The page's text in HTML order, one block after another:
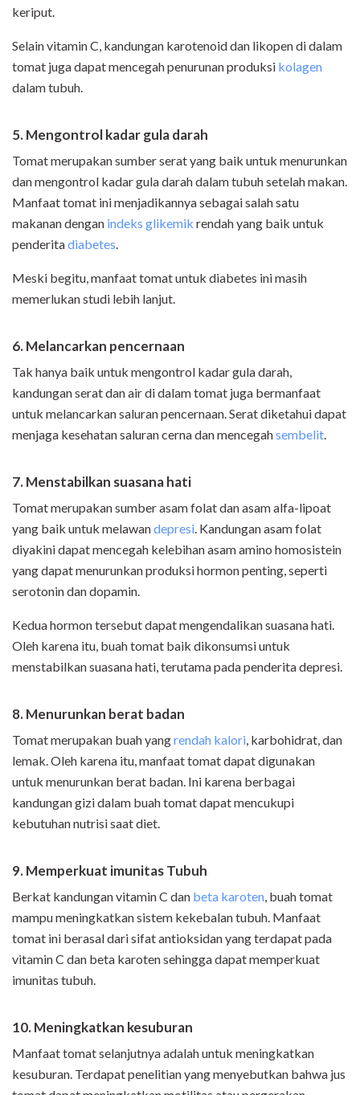
keriput.
Selain vitamin C, kandungan karotenoid dan likopen di dalam
tomat juga dapat mencegah penurunan produksi kolagen
dalam tubuh.
5. Mengontrol kadar gula darah
Tomat merupakan sumber serat yang baik untuk menurunkan
dan mengontrol kadar gula darah dalam tubuh setelah makan.
Manfaat tomat ini menjadikannya sebagai salah satu
makanan dengan indeks glikemik rendah yang baik untuk
penderitadiabetes.
Meski begitu, manfaat tomat untuk diabetes ini masih
memerlukan studi lebih lanjut.
6.Melancarkan pencernaan
Tak hanya baik untuk mengontrol kadar gula darah,
kandungan serat dan air di dalam tomat juga bermanfaat
untuk melancarkan saluran pencernaan. Serat diketahui dapat
menjaga kesehatan saluran cerna dan mencegahsembelit.
7. Menstabilkan suasana hati
Tomat merupakan sumber asam folat dan asam alfa-lipoat
yang baik untuk melawandepresi. Kandungan asam folat
diyakini dapat mencegah kelebihan asam amino homosistein
yang dapat menurunkan produksi hormon penting, seperti
serotonin dan dopamin.
Kedua hormon tersebut dapat mengendalikan suasana hati.
Oleh karena itu, buah tomat baik dikonsumsi untuk
menstabilkan suasana hati, terutama pada penderita depresi.
8. Menurunkan berat badan
Tomat merupakan buah yangrendah kalori, karbohidrat, dan
lemak. Oleh karena itu, manfaat tomat dapat digunakan
untuk menurunkan berat badan. Ini karena berbagai
kandungan gizi dalam buah tomat dapat mencukupi
kebutuhan nutrisi saat diet.
9.Memperkuat imunitas Tubuh
Berkat kandungan vitamin C dan beta karoten, buah tomat
mampu meningkatkan sistem kekebalan tubuh. Manfaat
tomat ini berasal dari sifat antioksidan yang terdapat pada
vitamin C dan beta karoten sehingga dapat memperkuat
imunitas tubuh.
10. Meningkatkan kesuburan
Manfaat tomat selanjutnya adalah untuk meningkatkan
kesuburan. Terdapat penelitian yang menyebutkan bahwa jus